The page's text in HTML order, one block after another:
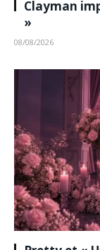
Clayman
»
08/08/2026